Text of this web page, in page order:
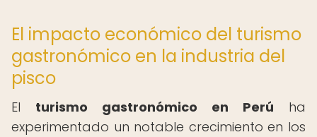
El impacto económico del turismo
gastronómico en la industria del
pisco
El turismo gastronómico en Perú ha
experimentado un notable crecimiento en los